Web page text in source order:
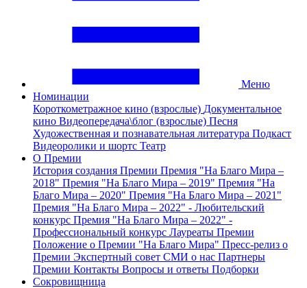
Меню
Номинации
Короткометражное кино (взрослые) Документальное
кино Видеопередача\блог (взрослые) Песня
Художественная и познавательная литература Подкаст
Видеоролики и шортс Театр
О Премии
История создания Премии Премия "На Благо Мира –
2018" Премия "На Благо Мира – 2019" Премия "На
Благо Мира – 2020" Премия "На Благо Мира – 2021"
Премия "На Благо Мира – 2022" - Любительский
конкурс Премия "На Благо Мира – 2022" -
Профессиональный конкурс Лауреаты Премии
Положение о Премии "На Благо Мира" Пресс-релиз о
Премии Экспертный совет СМИ о нас Партнеры
Премии Контакты Вопросы и ответы Подборки
Сокровищница